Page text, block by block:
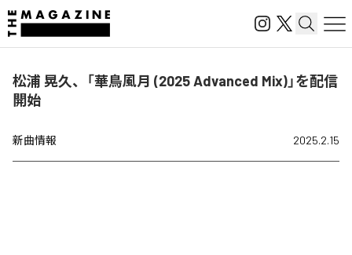
松浦 晃久、「華鳥風月 (2025 Advanced Mix)」を配信
開始
新曲情報 2025.2.15